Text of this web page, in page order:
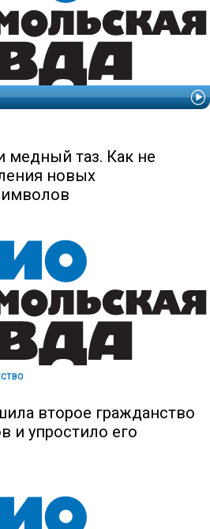
медный таз. Как не
новых
второе гражданство
и упростило его